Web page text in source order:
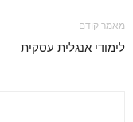
מאמר קודם
לימודי אנגלית עסקית